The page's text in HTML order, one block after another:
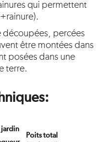
qui permettent
percées
être montées dans
posées dans une
terre.
jardin
Poits total